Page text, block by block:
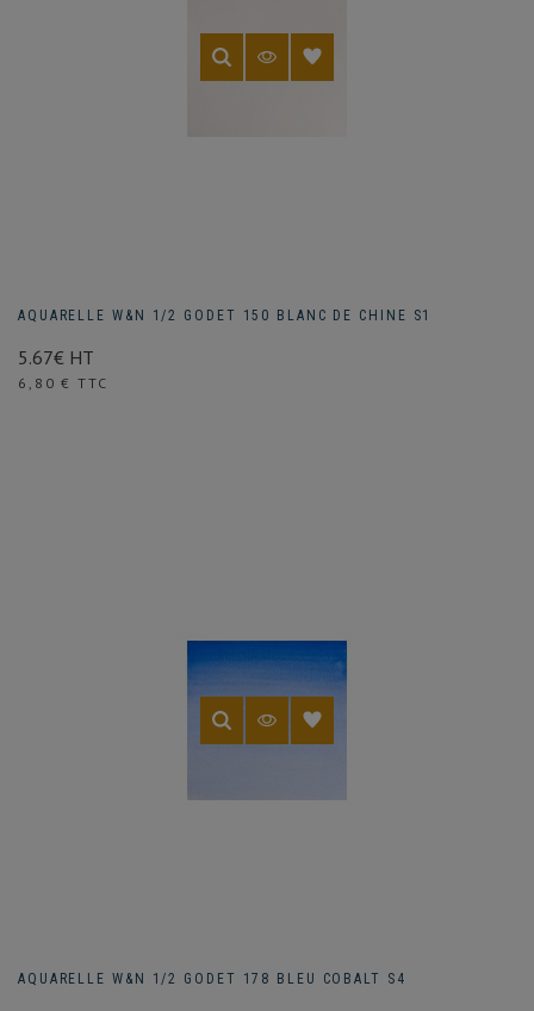
AQUARELLE W&N 1/2 GODET 150 BLANC DE CHINE S1
5.67€ HT
Prix
6,80 € TTC
AQUARELLE W&N 1/2 GODET 178 BLEU COBALT S4